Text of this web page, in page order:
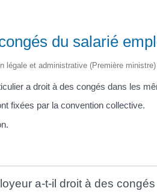
du salarié
légale et administrative (Première ministre)
a droit à des congés dans les
fixées par la convention collective.
a-t-il droit à des